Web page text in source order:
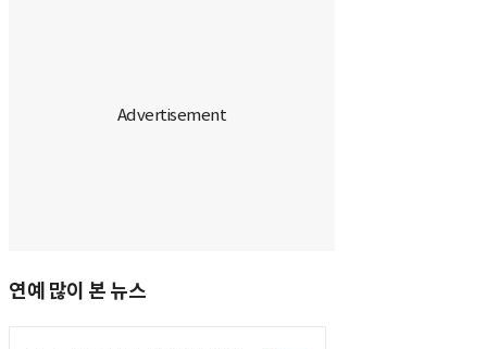
연예 많이 본 뉴스